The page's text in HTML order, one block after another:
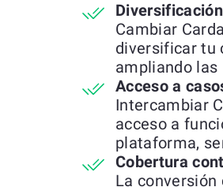
Cambiar
diversificar tu
ampliando
Acceso a
Intercambiar
acceso a
plataforma,
Cobertura
La conversión